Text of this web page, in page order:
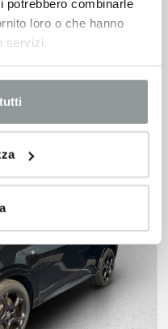
potrebbero combinarle
loro o che hanno
servizi.